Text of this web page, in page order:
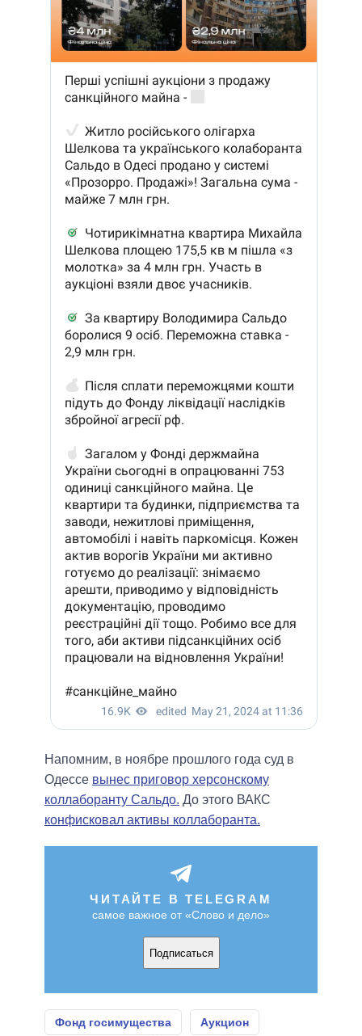
Напомним, в ноябре прошлого года суд в
Одессе вынес приговор херсонскому
коллаборанту Сальдо. До этого ВАКС
конфисковал активы коллаборанта.
ЧИТАЙТЕ В TELEGRAM
самое важное от «Слово и дело»
Подписаться
Фонд госимущества Аукцион